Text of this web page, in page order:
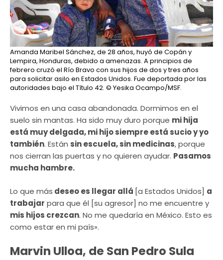
Amanda Maribel Sánchez, de 28 años, huyó de Copán y
Lempira, Honduras, debido a amenazas. A principios de
febrero cruzó el Río Bravo con sus hijos de dos y tres años
para solicitar asilo en Estados Unidos. Fue deportada por las
autoridades bajo el Título 42. © Yesika Ocampo/MSF.
Vivimos en una casa abandonada. Dormimos en el
suelo sin mantas. Ha sido muy duro porque mi hija
está muy delgada, mi hijo siempre está sucio y yo
también. Están sin escuela, sin medicinas, porque
nos cierran las puertas y no quieren ayudar. Pasamos
mucha hambre.
Lo que más deseo es llegar allá [a Estados Unidos] a
trabajar para que él [su agresor] no me encuentre y
mis hijos crezcan. No me quedaría en México. Esto es
como estar en mi país».
Marvin Ulloa, de San Pedro Sula